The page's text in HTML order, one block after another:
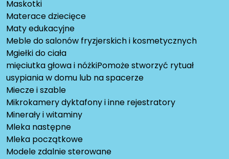
Maskotki
Materace dziecięce
Maty edukacyjne
Meble do salonów fryzjerskich i kosmetycznych
Mgiełki do ciała
mięciutka głowa i nóżkiPomoże stworzyć rytuał
usypiania w domu lub na spacerze
Miecze i szable
Mikrokamery dyktafony i inne rejestratory
Minerały i witaminy
Mleka następne
Mleka początkowe
Modele zdalnie sterowane